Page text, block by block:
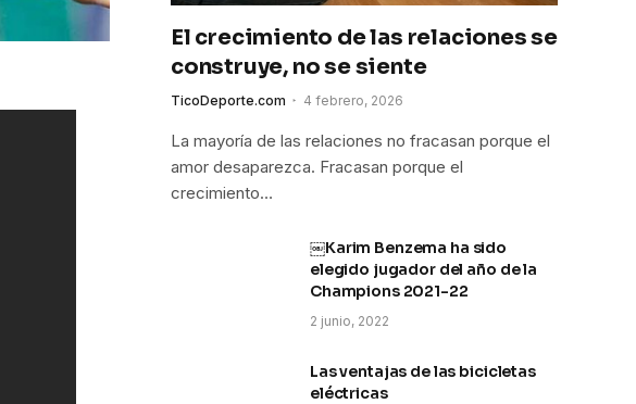
El crecimiento de las relaciones se
construye, no se siente
TicoDeporte.com 4 febrero, 2026
La mayoría de las relaciones no fracasan porque el
amor desaparezca. Fracasan porque el
crecimiento…
￼Karim Benzema ha sido
elegido jugador del año de la
Champions 2021-22
2 junio, 2022
Las ventajas de las bicicletas
eléctricas